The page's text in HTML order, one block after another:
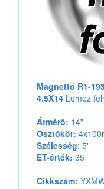
Magnetto R1-
4.5X14 Lemez
Átmérő: 14"
Osztókör:
Szélesség: 5"
ET-érték: 35
Cikkszám: